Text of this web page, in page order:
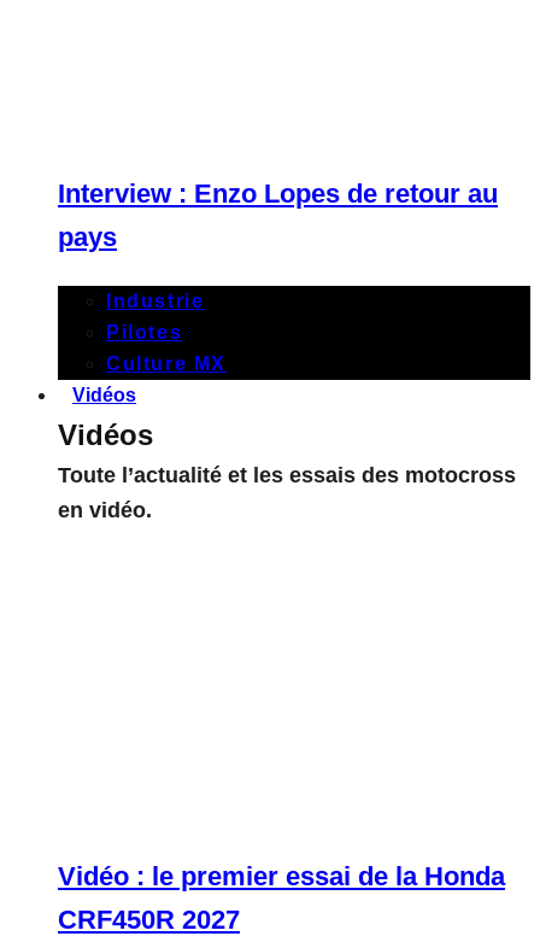
Interview : Enzo Lopes de retour au
pays
Industrie
Pilotes
Culture MX
Vidéos
Vidéos
Toute l’actualité et les essais des motocross
en vidéo.
Vidéo : le premier essai de la Honda
CRF450R 2027